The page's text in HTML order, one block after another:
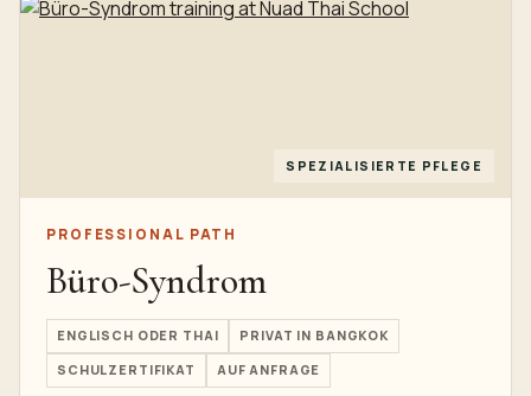
SPEZIALISIERTE PFLEGE
PROFESSIONAL PATH
Büro-Syndrom
ENGLISCH ODER THAI PRIVAT IN BANGKOK
SCHULZERTIFIKAT AUF ANFRAGE